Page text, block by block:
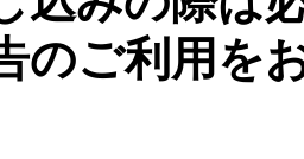
のご利用を